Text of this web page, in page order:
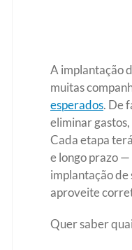
A implantação
muitas
esperados. De
eliminar
Cada etapa
e longo prazo —
implantação de
aproveite
Quer saber